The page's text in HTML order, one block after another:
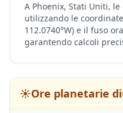
A Phoenix, Stati Uniti,
utilizzando le
112.0740°W) e il fuso
garantendo calcoli
☀️Ore planetarie